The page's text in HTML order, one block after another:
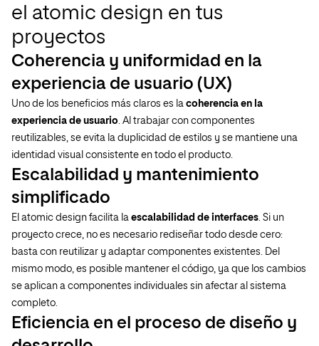
el atomic design en tus
proyectos
Coherencia y uniformidad en la
experiencia de usuario (UX)
Uno de los beneficios más claros es la coherencia en la
experiencia de usuario. Al trabajar con componentes
reutilizables, se evita la duplicidad de estilos y se mantiene una
identidad visual consistente en todo el producto.
Escalabilidad y mantenimiento
simplificado
El atomic design facilita la escalabilidad de interfaces. Si un
proyecto crece, no es necesario rediseñar todo desde cero:
basta con reutilizar y adaptar componentes existentes. Del
mismo modo, es posible mantener el código, ya que los cambios
se aplican a componentes individuales sin afectar al sistema
completo.
Eficiencia en el proceso de diseño y